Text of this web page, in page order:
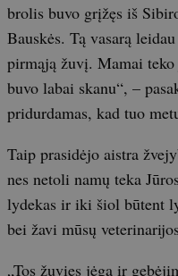
brolis buvo grįžęs iš
Bauskės. Tą vasarą
pirmąją žuvį. Mamai
buvo labai skanu“, –
pridurdamas, kad tuo
Taip prasidėjo aistra
nes netoli namų teka
lydekas ir iki šiol būtent
bei žavi mūsų
„Tos žuvies jėga ir